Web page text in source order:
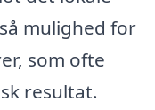
mulighed for
som ofte
resultat.